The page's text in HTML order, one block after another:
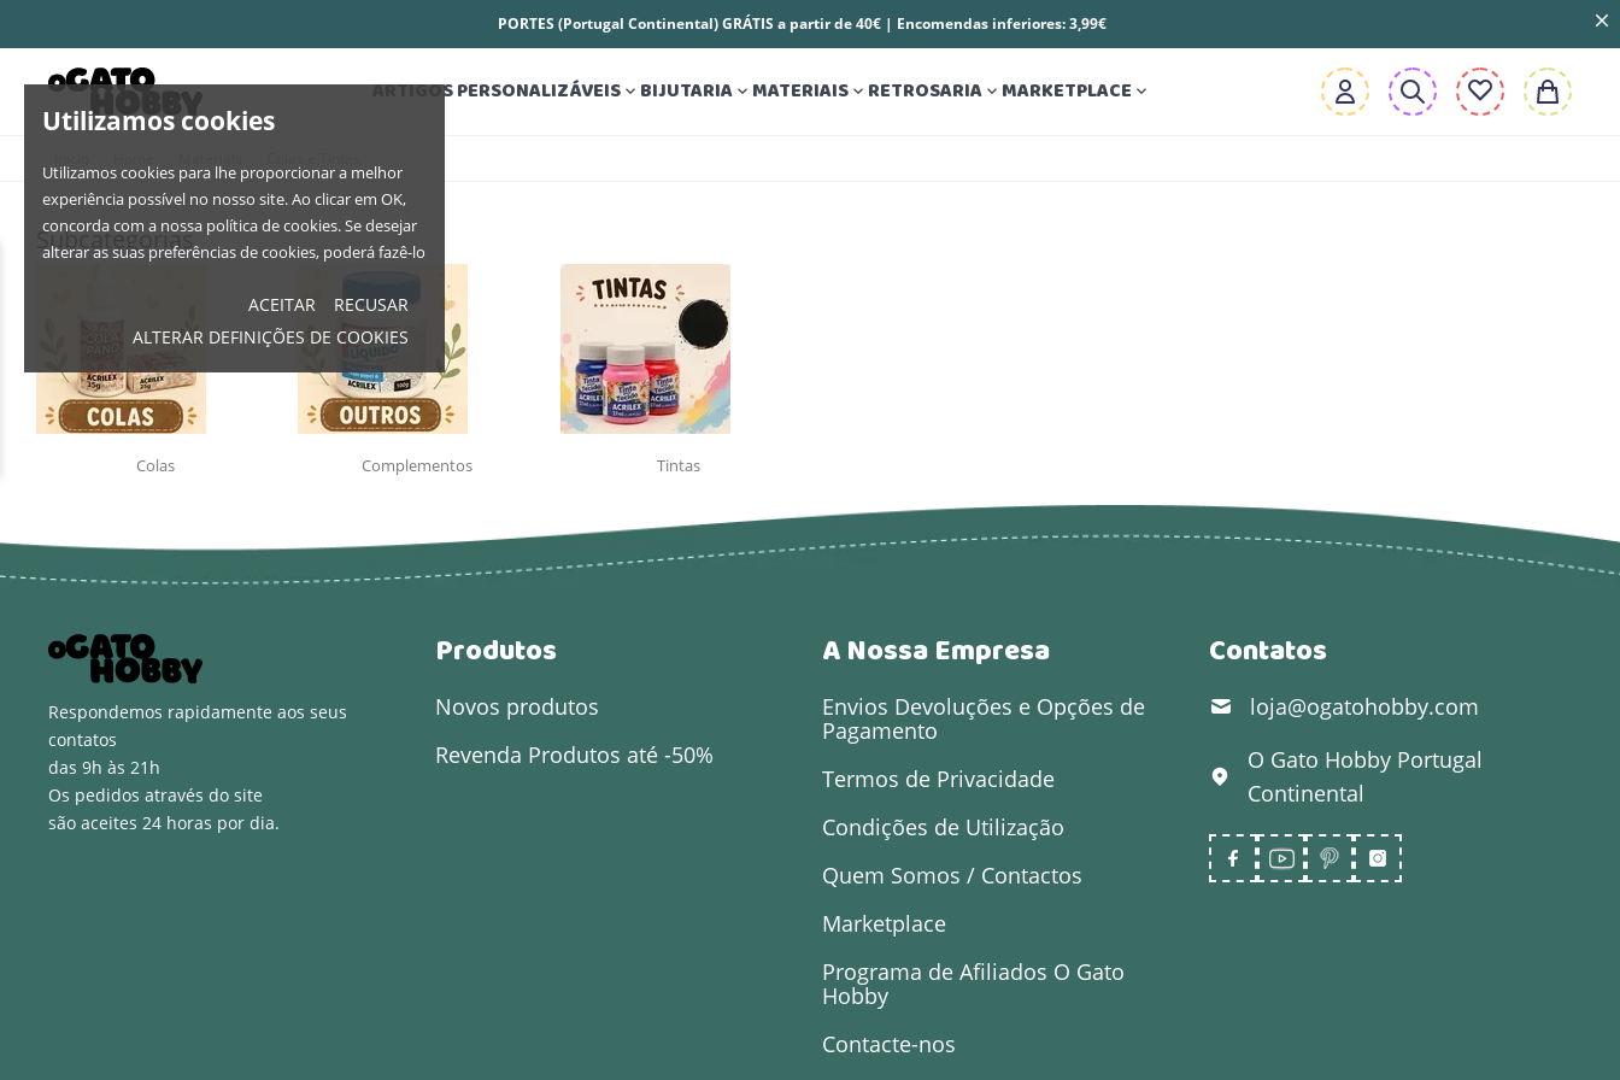
Utilizamos cookies
Utilizamos cookies para lhe proporcionar a melhor
experiência possível no nosso site. Ao clicar em OK,
concorda com a nossa política de cookies. Se desejar
alterar as suas preferências de cookies, poderá fazê-lo
ACEITAR
RECUSAR
ALTERAR DEFINIÇÕES DE COOKIES
PORTES (Portugal Continental) GRÁTIS a partir de 40€ | Encomendas inferiores: 3,99€
ARTIGOS PERSONALIZÁVEIS BIJUTARIA MATERIAIS RETROSARIA MARKETPLACE 
Subcategorias
Colas Complementos Tintas
Respondemos rapidamente aos seus
contatos
das 9h às 21h
Os pedidos através do site
são aceites 24 horas por dia.
Produtos
Novos produtos
Revenda Produtos até -50%
A Nossa Empresa
Envios Devoluções e Opções de
Pagamento
Termos de Privacidade
Condições de Utilização
Quem Somos / Contactos
Marketplace
Programa de Afiliados O Gato
Hobby
Contacte-nos
Contatos
loja@ogatohobby.com
O Gato Hobby Portugal
Continental